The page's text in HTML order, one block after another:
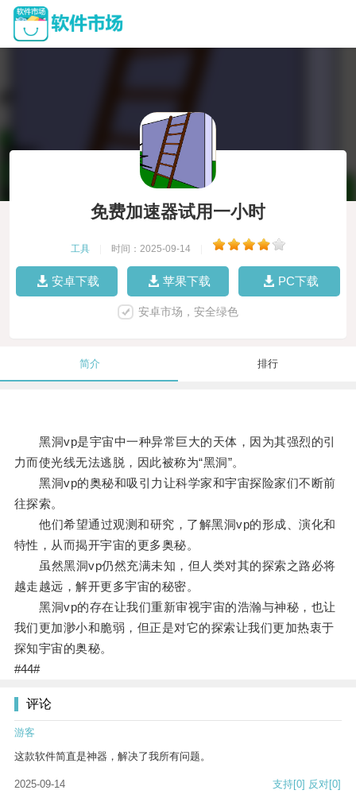
免费加速器试用一小时
工具 时间：2025-09-14
安卓下载 苹果下载 PC下载
安卓市场，安全绿色
简介 排行
黑洞vp是宇宙中一种异常巨大的天体，因为其强烈的引
力而使光线无法逃脱，因此被称为“黑洞”。
黑洞vp的奥秘和吸引力让科学家和宇宙探险家们不断前
往探索。
他们希望通过观测和研究，了解黑洞vp的形成、演化和
特性，从而揭开宇宙的更多奥秘。
虽然黑洞vp仍然充满未知，但人类对其的探索之路必将
越走越远，解开更多宇宙的秘密。
黑洞vp的存在让我们重新审视宇宙的浩瀚与神秘，也让
我们更加渺小和脆弱，但正是对它的探索让我们更加热衷于
探知宇宙的奥秘。
#44#
评论
游客
这款软件简直是神器，解决了我所有问题。
2025-09-14 支持[0] 反对[0]